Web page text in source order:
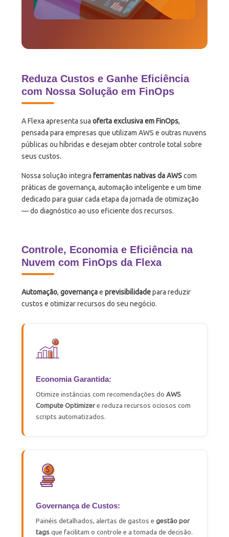
Reduza Custos e Ganhe Eficiência
com Nossa Solução em FinOps
A Flexa apresenta suaoferta exclusiva em FinOps,
pensada para empresas que utilizam AWS e outras nuvens
públicas ou híbridas e desejam obter controle total sobre
seus custos.
Nossa solução integraferramentas nativas da AWScom
práticas de governança, automação inteligente e um time
dedicado para guiar cada etapa da jornada de otimização
— do diagnóstico ao uso eficiente dos recursos.
Controle, Economia e Eficiência na
Nuvem com FinOps da Flexa
Automação,governançaeprevisibilidadepara reduzir
custos e otimizar recursos do seu negócio.
Economia Garantida:
Otimize instâncias com recomendações doAWS
ComputeOptimizere reduza recursos ociosos com
scripts automatizados.
Governança de Custos:
Painéis detalhados, alertas de gastos egestão por
tags que facilitam o controle e a tomada de decisão.